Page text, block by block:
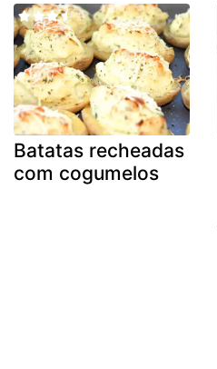
Batatas recheadas
com cogumelos